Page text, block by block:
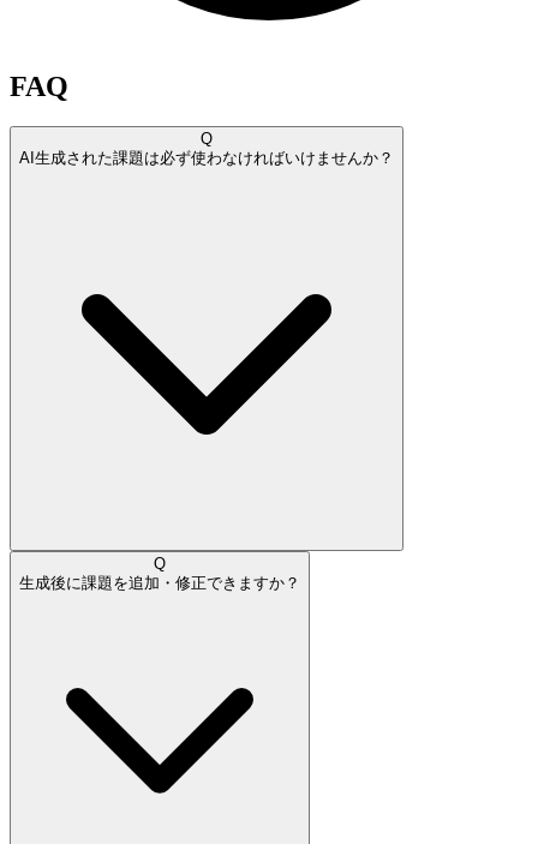
FAQ
Q
AI生成された課題は必ず使わなければいけませんか？
Q
生成後に課題を追加・修正できますか？